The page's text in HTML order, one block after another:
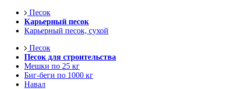
Песок
Карьерный песок
Карьерный песок, сухой
Песок
Песок для строительства
Мешки по 25 кг
Биг-беги по 1000 кг
Навал